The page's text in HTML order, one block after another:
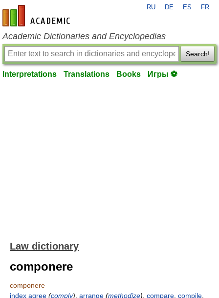
en-academic.com
RU DE ES FR
Academic Dictionaries and Encyclopedias
Search!
Interpretations Translations Books Игры ⚽
Law dictionary
componere
componere
index agree (comply) arrange (methodize) compare compile